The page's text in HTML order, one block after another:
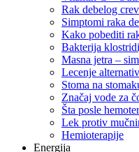
Rak debelog
Simptomi raka
Kako pobediti
Bakterija
Masna jetra –
Lecenje
Stoma na
Značaj vode za
Šta posle
Lek protiv
Hemioterapije
Energija